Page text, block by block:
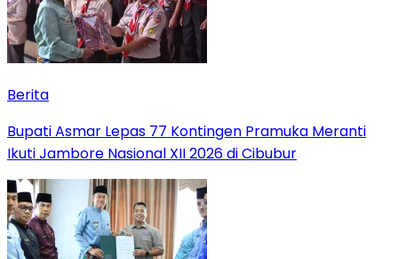
Berita
Bupati Asmar Lepas 77 Kontingen Pramuka Meranti
Ikuti Jambore Nasional XII 2026 di Cibubur